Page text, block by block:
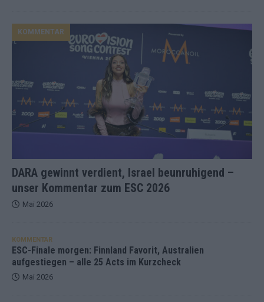
DARA gewinnt verdient, Israel beunruhigend –
unser Kommentar zum ESC 2026
KOMMENTAR
Mai 2026
KOMMENTAR
ESC-Finale morgen: Finnland Favorit, Australien
aufgestiegen – alle 25 Acts im Kurzcheck
Mai 2026